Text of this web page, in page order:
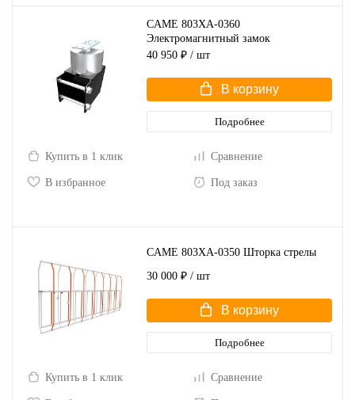
CAME 803XA-0360
Электромагнитный замок
40 950 ₽ / шт
В корзину
Подробнее
Купить в 1 клик Сравнение
В избранное Под заказ
CAME 803XA-0350 Шторка стрелы
30 000 ₽ / шт
В корзину
Подробнее
Купить в 1 клик Сравнение